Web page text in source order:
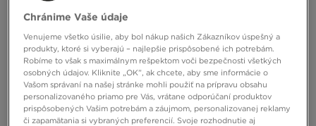
NIKE TAŠKA NIKE HAYWARD
PATROL CROSSBODY
45,00 €
NIKE TAŠKA NK HERITAGE
CROSSBODY 2.0
28,00 €
Chránime Vaše údaje
Venujeme všetko úsilie, aby bol nákup našich Zákazníkov úspešný a
produkty, ktoré si vyberajú – najlepšie prispôsobené ich potrebám.
Robíme to však s maximálnym rešpektom voči bezpečnosti všetkých
osobných údajov. Kliknite „OK”, ak chcete, aby sme informácie o
Vašom správaní na našej stránke mohli použiť na prípravu obsahu
personalizovaného priamo pre Vás, vrátane odporúčaní produktov
prispôsobených Vašim potrebám a záujmom, personalizovanej reklamy
či zapamätania si vybraných preferencií. Svoje rozhodnutie aj